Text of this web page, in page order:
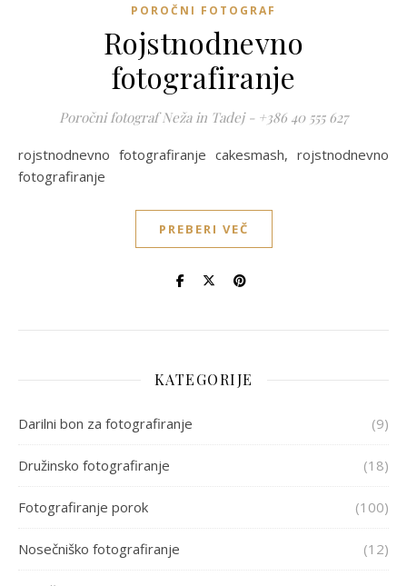
POROČNI FOTOGRAF
Rojstnodnevno
fotografiranje
Poročni fotograf Neža in Tadej - +386 40 555 627
rojstnodnevno fotografiranje cakesmash, rojstnodnevno
fotografiranje
PREBERI VEČ
KATEGORIJE
Darilni bon za fotografiranje (9)
Družinsko fotografiranje (18)
Fotografiranje porok (100)
Nosečniško fotografiranje (12)